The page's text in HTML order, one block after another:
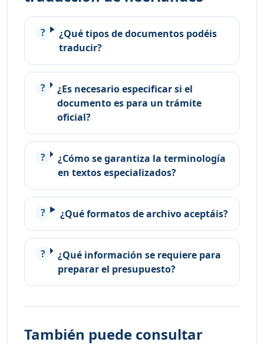
¿Qué tipos de documentos podéis
traducir?
¿Es necesario especificar si el
documento es para un trámite
oficial?
¿Cómo se garantiza la terminología
en textos especializados?
¿Qué formatos de archivo aceptáis?
¿Qué información se requiere para
preparar el presupuesto?
También puede consultar